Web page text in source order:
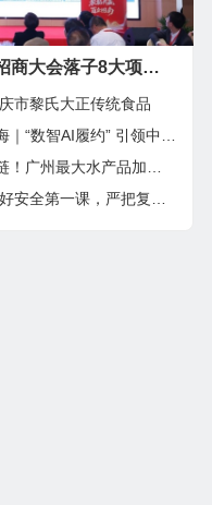
广州南沙区珠江街：产业招商大会落子8大项目，邀湾区客商抢占“南沙站”红利
市黎氏大正传统食品
履约” 引领中大件出海新基建
产品加工项目在南沙正式投产
一课，严把复工复产安全关